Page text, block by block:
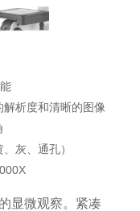
析度和清晰的图像
灰、通孔）
微观察。 紧凑